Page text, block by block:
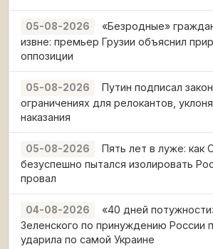
05-08-2026
«Безродные»
извне: премьер Грузии объяснил
оппозиции
05-08-2026
Путин подписал
ограничениях для релокантов,
наказания
05-08-2026
Пять лет в луже: как
безуспешно пытался изолировать
провал
04-08-2026
«40 дней
Зеленского по принуждению России
ударила по самой Украине